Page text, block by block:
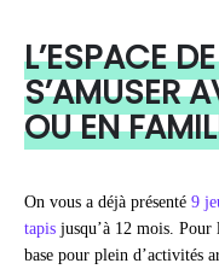
L’ESPACE
S’AMUSER
OU EN
On vous a déjà présenté 9
tapis jusqu’à 12 mois. Pour
base pour plein d’activités